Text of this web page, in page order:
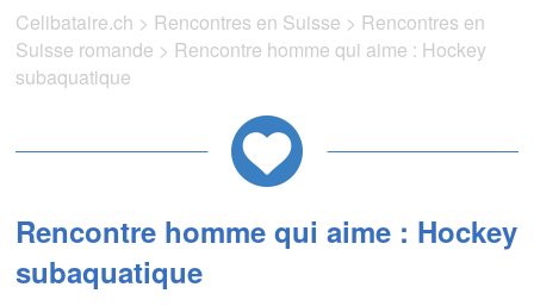
Celibataire.ch > Rencontres en Suisse > Rencontres en
Suisse romande > Rencontre homme qui aime : Hockey
subaquatique
Rencontre homme qui aime : Hockey
subaquatique